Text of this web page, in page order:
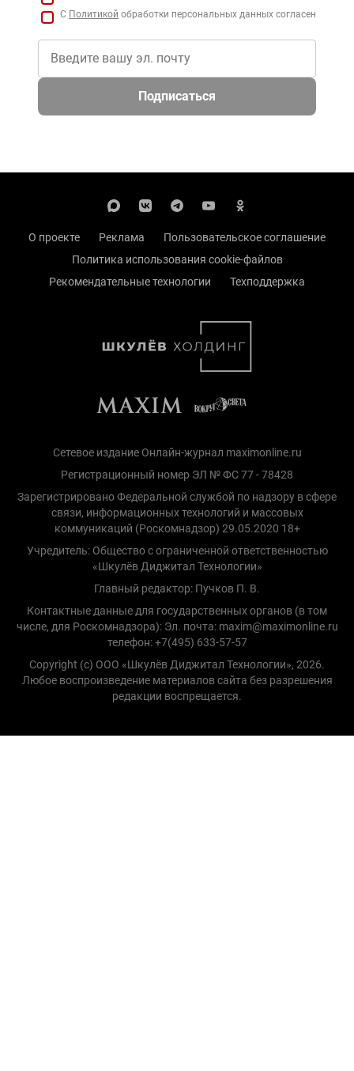
С Политикой обработки персональных данных согласен
Подписаться
О проекте Реклама
Пользовательское соглашение
Политика использования cookie-файлов
Рекомендательные технологии
Техподдержка
Сетевое издание Онлайн-журнал maximonline.ru
Регистрационный номер ЭЛ № ФС 77 - 78428
Зарегистрировано Федеральной службой по надзору в сфере
связи, информационных технологий и массовых
коммуникаций (Роскомнадзор) 29.05.2020 18+
Учредитель: Общество с ограниченной ответственностью
«Шкулёв Диджитал Технологии»
Главный редактор: Пучков П. В.
Контактные данные для государственных органов (в том
числе, для Роскомнадзора): Эл. почта: maxim@maximonline.ru
телефон: +7(495) 633-57-57
Copyright (с) ООО «Шкулёв Диджитал Технологии», 2026.
Любое воспроизведение материалов сайта без разрешения
редакции воспрещается.